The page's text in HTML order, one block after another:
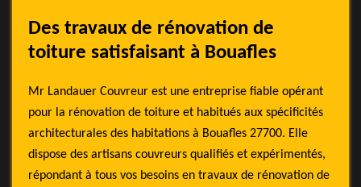
Des travaux de rénovation de
toiture satisfaisant à Bouafles
Mr Landauer Couvreur est une entreprise fiable opérant
pour la rénovation de toiture et habitués aux spécificités
architecturales des habitations à Bouafles 27700. Elle
dispose des artisans couvreurs qualifiés et expérimentés,
répondant à tous vos besoins en travaux de rénovation de